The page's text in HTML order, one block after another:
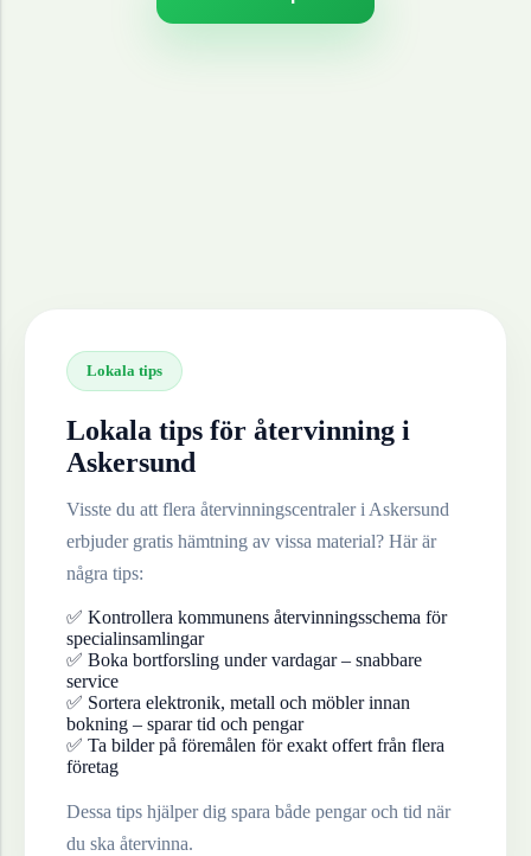
Lokala tips
Lokala tips för återvinning i
Askersund
Visste du att flera återvinningscentraler i Askersund
erbjuder gratis hämtning av vissa material? Här är
några tips:
✅ Kontrollera kommunens återvinningsschema för
specialinsamlingar
✅ Boka bortforsling under vardagar – snabbare
service
✅ Sortera elektronik, metall och möbler innan
bokning – sparar tid och pengar
✅ Ta bilder på föremålen för exakt offert från flera
företag
Dessa tips hjälper dig spara både pengar och tid när
du ska återvinna.